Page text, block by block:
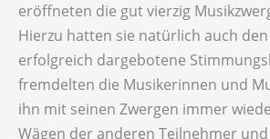
eröffneten die gut vierzig
Hierzu hatten sie natürlich auch
erfolgreich dargebotene
fremdelten die Musikerinnen und
ihn mit seinen Zwergen immer
Wägen der anderen Teilnehmer